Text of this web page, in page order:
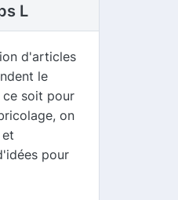
L
d'articles
le
ce soit pour
on
pour